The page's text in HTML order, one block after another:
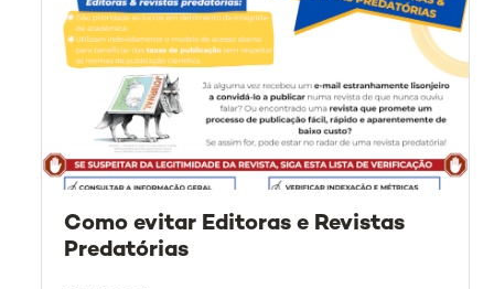
Como evitar Editoras e Revistas
Predatórias